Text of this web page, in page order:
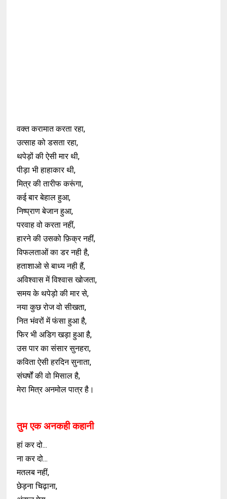
वक्त करामात करता रहा,
उत्साह को डसता रहा,
थपेड़ों की ऐसी मार थी,
पीड़ा भी हाहाकार थी,
मित्र की तारीफ करूंगा,
कई बार बेहाल हुआ,
निष्प्राण बेजान हुआ,
परवाह वो करता नहीं,
हारने की उसको फ़िक्र नहीं,
विफलताओं का डर नही है,
हताशाओ से बाध्य नही हैं,
अविश्वास में विश्वास खोजता,
समय के थपेड़ो की मार से,
नया कुछ रोज वो सीखता,
नित भंवरों में फंसा हुआ है,
फिर भी अडिग खड़ा हुआ है,
उस पार का संसार सुनहरा,
कविता ऐसी हरदिन सुनाता,
संघर्षों की वो मिसाल है,
मेरा मित्र अनमोल पात्र है।
तुम एक अनकही कहानी
हां कर दो...
ना कर दो...
मतलब नहीं,
छेड़ना चिढ़ाना,